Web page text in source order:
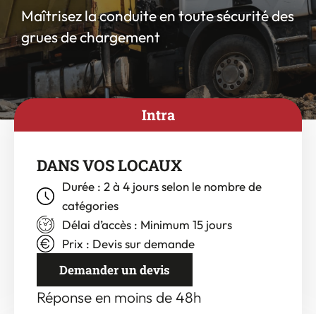
Maîtrisez la conduite en toute sécurité des
grues de chargement
Intra
DANS VOS LOCAUX
Durée : 2 à 4 jours selon le nombre de
catégories
Délai d’accès : Minimum 15 jours
Prix : Devis sur demande
Demander un devis
Réponse en moins de 48h